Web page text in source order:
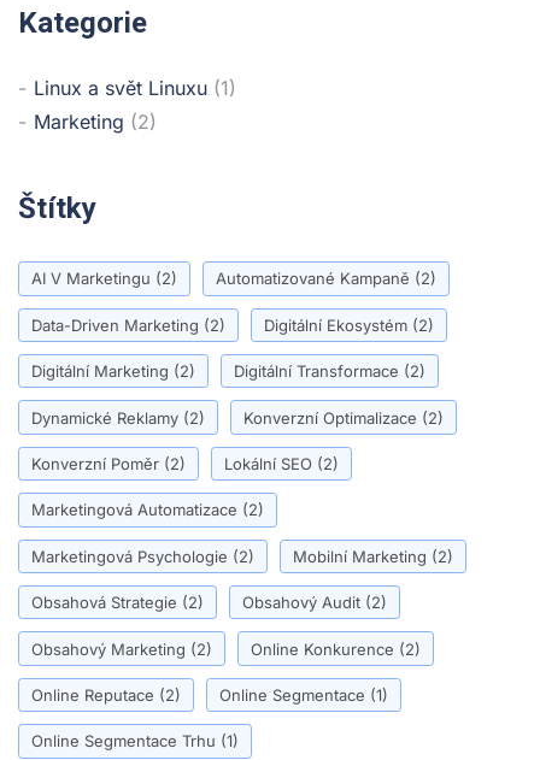
Kategorie
Linux a svět Linuxu (1)
Marketing (2)
Štítky
AI V Marketingu (2) Automatizované Kampaně (2)
Data-Driven Marketing (2) Digitální Ekosystém (2)
Digitální Marketing (2) Digitální Transformace (2)
Dynamické Reklamy (2) Konverzní Optimalizace (2)
Konverzní Poměr (2) Lokální SEO (2)
Marketingová Automatizace (2)
Marketingová Psychologie (2) Mobilní Marketing (2)
Obsahová Strategie (2) Obsahový Audit (2)
Obsahový Marketing (2) Online Konkurence (2)
Online Reputace (2) Online Segmentace (1)
Online Segmentace Trhu (1)